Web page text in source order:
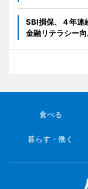
SBI損保、４年連
金融リテラシー
食べる
暮らす・働く